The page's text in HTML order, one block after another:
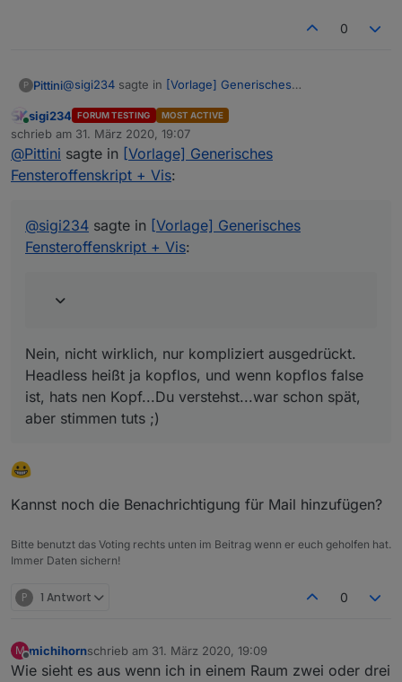
0
P Pittini@sigi234 sagte in [Vorlage] Generisches
true/false verwechselt?
Nein, nicht wirklich, nur kompliziert ausgedrückt.
stimmen tuts ;)
Online
sigi234 FORUM TESTING MOST ACTIVE
schrieb am 31. März 2020, 19:07
zuletzt editiert von
@Pittini sagte in [Vorlage] Generisches
Fensteroffenskript + Vis:
@sigi234 sagte in [Vorlage] Generisches
Fensteroffenskript + Vis:
Nein, nicht wirklich, nur kompliziert ausgedrückt.
Headless heißt ja kopflos, und wenn kopflos false
ist, hats nen Kopf...Du verstehst...war schon spät,
aber stimmen tuts ;)
Kannst noch die Benachrichtigung für Mail hinzufügen?
Bitte benutzt das Voting rechts unten im Beitrag wenn er euch geholfen hat.
Immer Daten sichern!
P 1 Antwort 0
M
Offline
michihornschrieb am 31. März 2020, 19:09
zuletzt editiert von
Wie sieht es aus wenn ich in einem Raum zwei oder drei